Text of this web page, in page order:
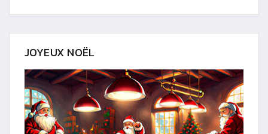
JOYEUX NOËL